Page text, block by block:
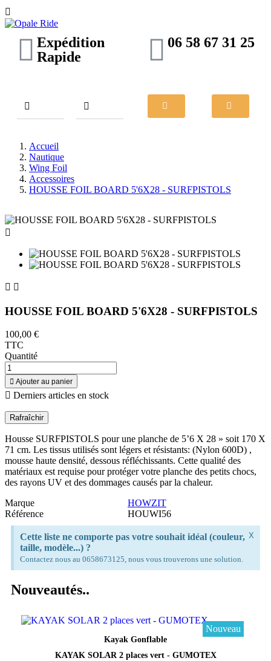

Expédition
Rapide
06 58 67 31 25
Accueil
Nautique
Wing Foil
Accessoires
HOUSSE FOIL BOARD 5'6X28 - SURFPISTOLS

 
HOUSSE FOIL BOARD 5'6X28 - SURFPISTOLS
100,00 €
TTC
Quantité
 Ajouter au panier
 Derniers articles en stock
Housse SURFPISTOLS pour une planche de 5’6 X 28 » soit 170 X
71 cm. Les tissus utilisés sont légers et résistants: (Nylon 600D) ,
mousse haute densité, dessous réfléchissants. Cette qualité des
matériaux est requise pour protéger votre planche des petits chocs,
des rayons UV et des dommages causés par la chaleur.
Marque
HOWZIT
Référence
HOUWI56
Cette liste ne comporte pas votre souhait idéal (couleur,
taille, modèle...) ?
Contactez nous au 0658673125, nous vous trouverons une solution.
X
Nouveautés..
Aperçu rapide
Nouveau
Kayak Gonflable
KAYAK SOLAR 2 places vert - GUMOTEX